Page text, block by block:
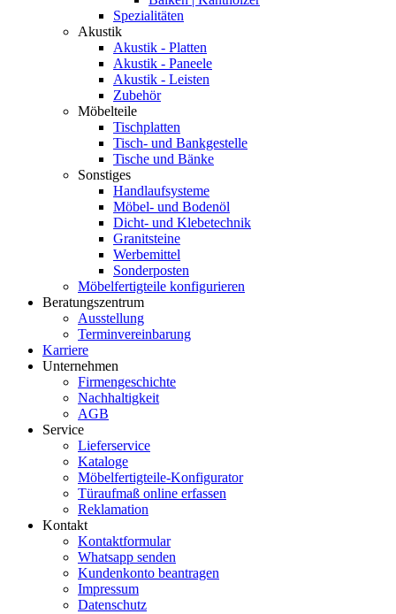
Spezialitäten
Akustik
Akustik - Platten
Akustik - Paneele
Akustik - Leisten
Zubehör
Möbelteile
Tischplatten
Tisch- und Bankgestelle
Tische und Bänke
Sonstiges
Handlaufsysteme
Möbel- und Bodenöl
Dicht- und Klebetechnik
Granitsteine
Werbemittel
Sonderposten
Möbelfertigteile konfigurieren
Beratungszentrum
Ausstellung
Terminvereinbarung
Karriere
Unternehmen
Firmengeschichte
Nachhaltigkeit
AGB
Service
Lieferservice
Kataloge
Möbelfertigteile-Konfigurator
Türaufmaß online erfassen
Reklamation
Kontakt
Kontaktformular
Whatsapp senden
Kundenkonto beantragen
Impressum
Datenschutz